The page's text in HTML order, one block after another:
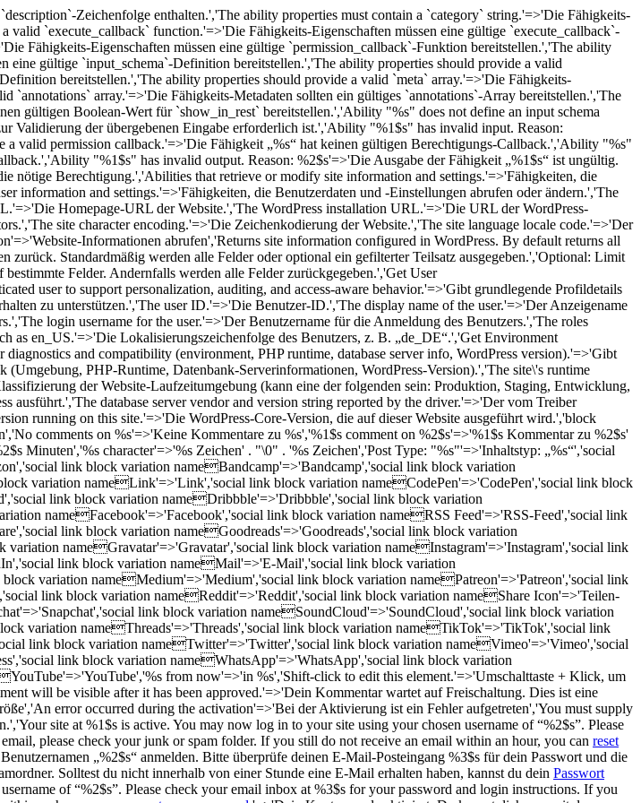
Zeichenfolge enthalten.','The ability properties must contain a `category` string.'=>'Die Fähigkeits-
`execute_callback` function.'=>'Die Fähigkeits-Eigenschaften müssen eine gültige `execute_callback`-
Fähigkeits-Eigenschaften müssen eine gültige `permission_callback`-Funktion bereitstellen.','The ability
gültige `input_schema`-Definition bereitstellen.','The ability properties should provide a valid
bereitstellen.','The ability properties should provide a valid `meta` array.'=>'Die Fähigkeits-
array.'=>'Die Fähigkeits-Metadaten sollten ein gültiges `annotations`-Array bereitstellen.','The
gültigen Boolean-Wert für `show_in_rest` bereitstellen.','Ability "%s" does not define an input schema
Validierung der übergebenen Eingabe erforderlich ist.','Ability "%1$s" has invalid input. Reason:
valid permission callback.'=>'Die Fähigkeit „%s“ hat keinen gültigen Berechtigungs-Callback.','Ability "%s"
"%1$s" has invalid output. Reason: %2$s'=>'Die Ausgabe der Fähigkeit „%1$s“ ist ungültig.
nötige Berechtigung.','Abilities that retrieve or modify site information and settings.'=>'Fähigkeiten, die
information and settings.'=>'Fähigkeiten, die Benutzerdaten und -Einstellungen abrufen oder ändern.','The
Homepage-URL der Website.','The WordPress installation URL.'=>'Die URL der WordPress-
site character encoding.'=>'Die Zeichenkodierung der Website.','The site language locale code.'=>'Der
Informationen abrufen','Returns site information configured in WordPress. By default returns all
Standardmäßig werden alle Felder oder optional ein gefilterter Teilsatz ausgegeben.','Optional: Limit
Felder. Andernfalls werden alle Felder zurückgegeben.','Get User
user to support personalization, auditing, and access-aware behavior.'=>'Gibt grundlegende Profildetails
zu unterstützen.','The user ID.'=>'Die Benutzer-ID.','The display name of the user.'=>'Der Anzeigename
login username for the user.'=>'Der Benutzername für die Anmeldung des Benutzers.','The roles
as en_US.'=>'Die Lokalisierungszeichenfolge des Benutzers, z. B. „de_DE“.','Get Environment
and compatibility (environment, PHP runtime, database server info, WordPress version).'=>'Gibt
PHP-Runtime, Datenbank-Serverinformationen, WordPress-Version).','The site\'s runtime
der Website-Laufzeitumgebung (kann eine der folgenden sein: Produktion, Staging, Entwicklung,
database server vendor and version string reported by the driver.'=>'Der vom Treiber
running on this site.'=>'Die WordPress-Core-Version, die auf dieser Website ausgeführt wird.','block
comments on %s'=>'Keine Kommentare zu %s','%1$s comment on %2$s'=>'%1$s Kommentarzu %2$s'
Minuten','%s character'=>'%s Zeichen' . "\0" . '%s Zeichen','Post Type: "%s"'=>'Inhaltstyp: „%s“','social
link block variation nameBandcamp'=>'Bandcamp','social link block variation
variation nameLink'=>'Link','social link block variation nameCodePen'=>'CodePen','social link block
link block variation nameDribbble'=>'Dribbble','social link block variation
nameFacebook'=>'Facebook','social link block variation nameRSS Feed'=>'RSS-Feed','social link
link block variation nameGoodreads'=>'Goodreads','social link block variation
nameGravatar'=>'Gravatar','social link block variation nameInstagram'=>'Instagram','social link
link block variation nameMail'=>'E-Mail','social link block variation
variation nameMedium'=>'Medium','social link block variation namePatreon'=>'Patreon','social link
link block variation nameReddit'=>'Reddit','social link block variation nameShare Icon'=>'Teilen-
link block variation nameSoundCloud'=>'SoundCloud','social link block variation
variation nameThreads'=>'Threads','social link block variation nameTikTok'=>'TikTok','social link
link block variation nameTwitter'=>'Twitter','social link block variation nameVimeo'=>'Vimeo','social
link block variation nameWhatsApp'=>'WhatsApp','social link block variation
from now'=>'in %s','Shift-click to edit this element.'=>'Umschalttaste + Klick, um
will be visible after it has been approved.'=>'Dein Kommentar wartet auf Freischaltung. Dies ist eine
error occurred during the activation'=>'Bei der Aktivierung ist ein Fehler aufgetreten','You must supply
site at %1$s is active. You may now log in to your site using your chosen username of “%2$s”. Please
please check your junk or spam folder. If you still do not receive an email within an hour, you can reset
„%2$s“ anmelden. Bitte überprüfe deinen E-Mail-Posteingang %3$s für dein Passwort und die
Solltest du nicht innerhalb von einer Stunde eine E-Mail erhalten haben, kannst du dein Passwort
of “%2$s”. Please check your email inbox at %3$s for your password and login instructions. If you